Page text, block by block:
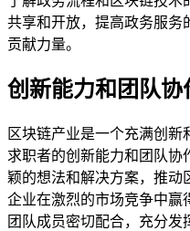
共享和开放，提高政务服务
贡献力量。
创新能力和团队协
区块链产业是一个充满创
求职者的创新能力和团队协
颖的想法和解决方案，推动
企业在激烈的市场竞争中赢
团队成员密切配合，充分